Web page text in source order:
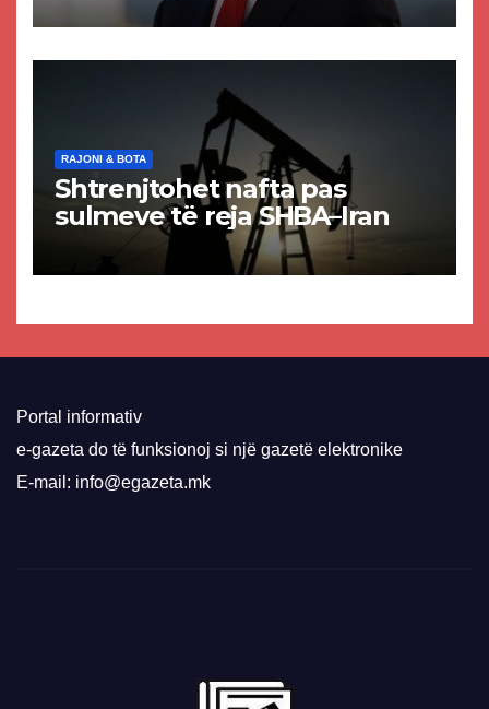
paligjshëm të selisë së
RAJONI & BOTA
Shtrenjtohet nafta pas
sulmeve të reja SHBA–Iran
Portal informativ
e-gazeta do të funksionoj si një gazetë elektronike
E-mail: info@egazeta.mk